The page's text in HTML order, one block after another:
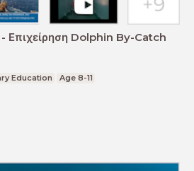
Επιχείρηση Dolphin By-Catch
Education Age 8-11